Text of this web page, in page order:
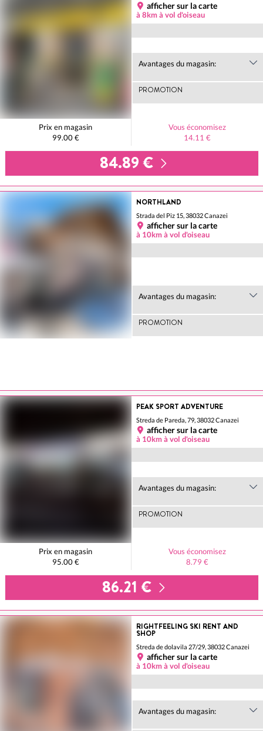
afficher sur la carte
à 8km à vol d'oiseau
Avantages du magasin:
PROMOTION
Prix en magasin
99.00 €
Vous économisez
14.11 €
84.89 €
NORTHLAND
Strada del Piz 15, 38032 Canazei
afficher sur la carte
à 10km à vol d'oiseau
Avantages du magasin:
PROMOTION
PEAK SPORT ADVENTURE
Streda de Pareda, 79, 38032 Canazei
afficher sur la carte
à 10km à vol d'oiseau
Avantages du magasin:
PROMOTION
Prix en magasin
95.00 €
Vous économisez
8.79 €
86.21 €
RIGHTFEELING SKI RENT AND
SHOP
Streda de dolavila 27/29, 38032 Canazei
afficher sur la carte
à 10km à vol d'oiseau
Avantages du magasin: